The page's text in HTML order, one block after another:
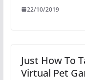
22/10/2019
Just How To
Virtual Pet